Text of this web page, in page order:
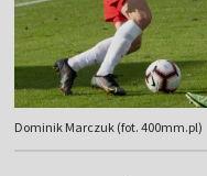
Dominik Marczuk (fot. 400mm.pl)